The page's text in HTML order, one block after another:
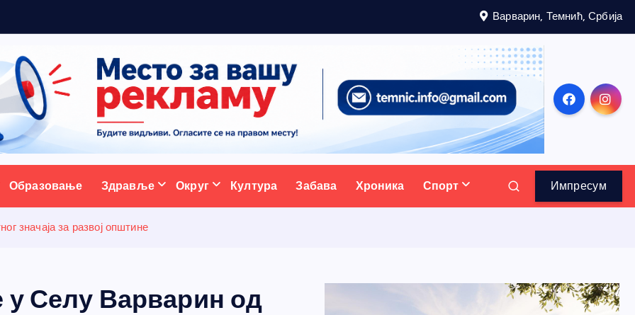
Варварин, Темнић, Србија
портал
Образовање Здравље Округ Култура Забава Хроника Спорт Импресум
значаја за развој општине
Селу Варварин од